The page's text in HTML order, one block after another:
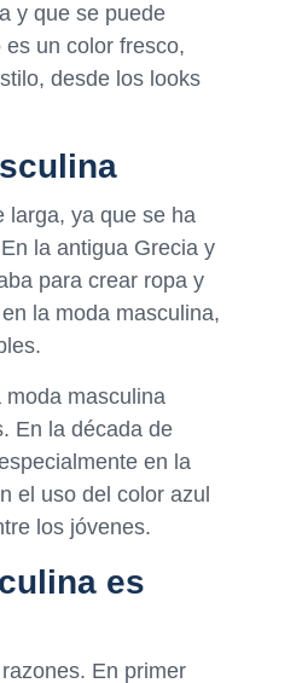
y que se puede
un color fresco,
desde los looks
larga, ya que se ha
la antigua Grecia y
para crear ropa y
la moda masculina,
masculina
En la década de
en la
el uso del color azul
los jóvenes.
es
En primer